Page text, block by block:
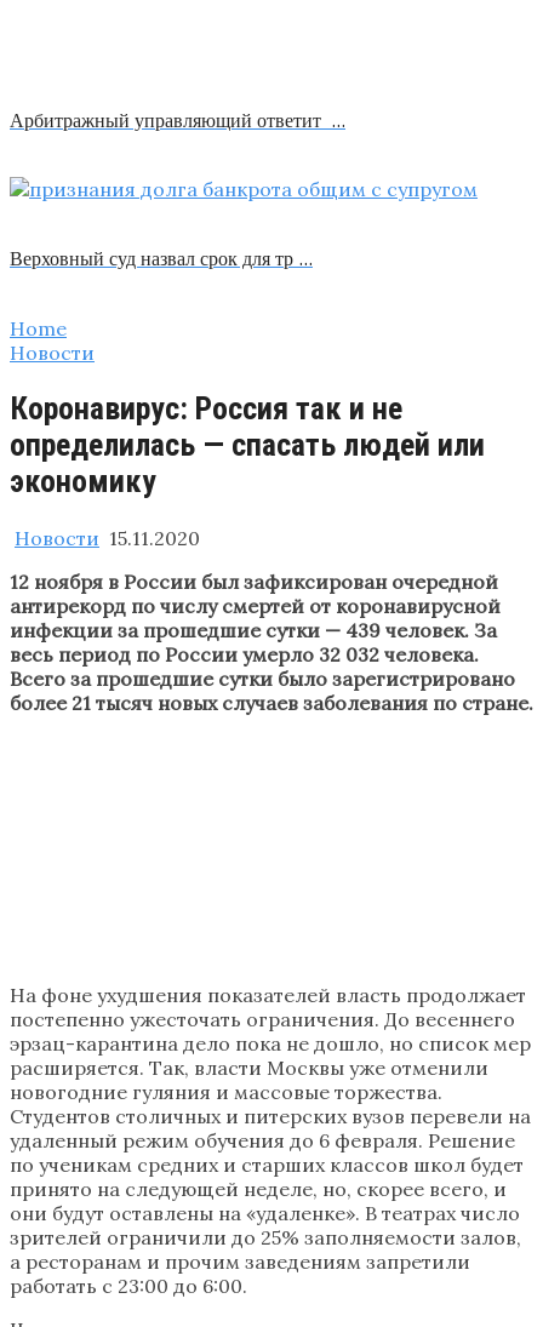
Арбитражный управляющий ответит …
Верховный суд назвал срок для тр …
Home
Новости
Коронавирус: Россия так и не
определилась — спасать людей или
экономику
Новости 15.11.2020
12 ноября в России был зафиксирован очередной
антирекорд по числу смертей от коронавирусной
инфекции за прошедшие сутки — 439 человек. За
весь период по России умерло 32 032 человека.
Всего за прошедшие сутки было зарегистрировано
более 21 тысяч новых случаев заболевания по стране.
На фоне ухудшения показателей власть продолжает
постепенно ужесточать ограничения. До весеннего
эрзац-карантина дело пока не дошло, но список мер
расширяется. Так, власти Москвы уже отменили
новогодние гуляния и массовые торжества.
Студентов столичных и питерских вузов перевели на
удаленный режим обучения до 6 февраля. Решение
по ученикам средних и старших классов школ будет
принято на следующей неделе, но, скорее всего, и
они будут оставлены на «удаленке». В театрах число
зрителей ограничили до 25% заполняемости залов,
а ресторанам и прочим заведениям запретили
работать с 23:00 до 6:00.